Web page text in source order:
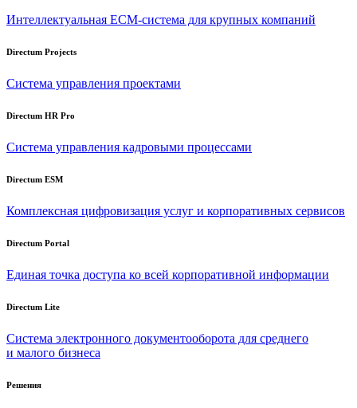
Интеллектуальная ECM-система для крупных компаний
Directum Projects
Система управления проектами
Directum HR Pro
Система управления кадровыми процессами
Directum ESM
Комплексная цифровизация услуг и корпоративных сервисов
Directum Portal
Единая точка доступа ко всей корпоративной информации
Directum Lite
Система электронного документооборота для среднего
и малого бизнеса
Решения